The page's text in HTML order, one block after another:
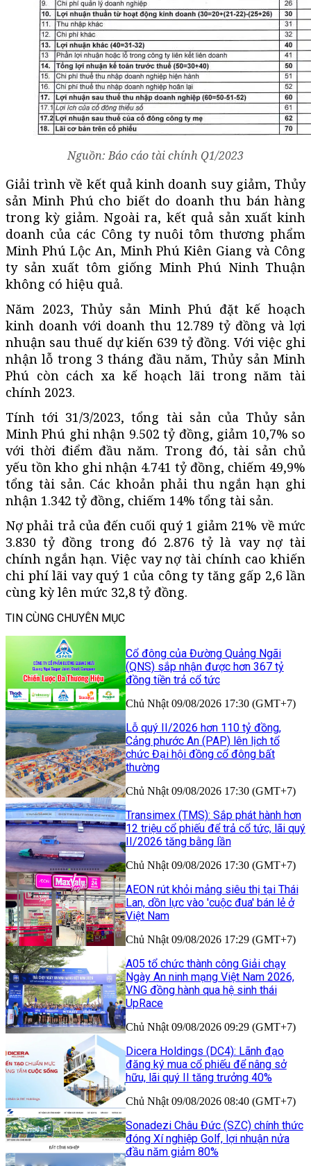
Nguồn: Báo cáo tài chính Q1/2023
Giải trình về kết quả kinh doanh suy giảm, Thủy
sản Minh Phú cho biết do doanh thu bán hàng
trong kỳ giảm. Ngoài ra, kết quả sản xuất kinh
doanh của các Công ty nuôi tôm thương phẩm
Minh Phú Lộc An, Minh Phú Kiên Giang và Công
ty sản xuất tôm giống Minh Phú Ninh Thuận
không có hiệu quả.
Năm 2023, Thủy sản Minh Phú đặt kế hoạch
kinh doanh với doanh thu 12.789 tỷ đồng và lợi
nhuận sau thuế dự kiến 639 tỷ đồng. Với việc ghi
nhận lỗ trong 3 tháng đầu năm, Thủy sản Minh
Phú còn cách xa kế hoạch lãi trong năm tài
chính 2023.
Tính tới 31/3/2023, tổng tài sản của Thủy sản
Minh Phú ghi nhận 9.502 tỷ đồng, giảm 10,7% so
với thời điểm đầu năm. Trong đó, tài sản chủ
yếu tồn kho ghi nhận 4.741 tỷ đồng, chiếm 49,9%
tổng tài sản. Các khoản phải thu ngắn hạn ghi
nhận 1.342 tỷ đồng, chiếm 14% tổng tài sản.
Nợ phải trả của đến cuối quý 1 giảm 21% về mức
3.830 tỷ đồng trong đó 2.876 tỷ là vay nợ tài
chính ngắn hạn. Việc vay nợ tài chính cao khiến
chi phí lãi vay quý 1 của công ty tăng gấp 2,6 lần
cùng kỳ lên mức 32,8 tỷ đồng.
TIN CÙNG CHUYÊN MỤC
Cổ đông của Đường Quảng Ngãi
(QNS) sắp nhận được hơn 367 tỷ
đồng tiền trả cổ tức
Chủ Nhật 09/08/2026 17:30 (GMT+7)
Lỗ quý II/2026 hơn 110 tỷ đồng,
Cảng phước An (PAP) lên lịch tổ
chức Đại hội đồng cổ đông bất
thường
Chủ Nhật 09/08/2026 17:30 (GMT+7)
Transimex (TMS): Sắp phát hành hơn
12 triệu cổ phiếu để trả cổ tức, lãi quý
II/2026 tăng bằng lần
Chủ Nhật 09/08/2026 17:30 (GMT+7)
AEON rút khỏi mảng siêu thị tại Thái
Lan, dồn lực vào 'cuộc đua' bán lẻ ở
Việt Nam
Chủ Nhật 09/08/2026 17:29 (GMT+7)
A05 tổ chức thành công Giải chạy
Ngày An ninh mạng Việt Nam 2026,
VNG đồng hành qua hệ sinh thái
UpRace
Chủ Nhật 09/08/2026 09:29 (GMT+7)
Dicera Holdings (DC4): Lãnh đạo
đăng ký mua cổ phiếu để nâng sở
hữu, lãi quý II tăng trưởng 40%
Chủ Nhật 09/08/2026 08:40 (GMT+7)
Sonadezi Châu Đức (SZC) chính thức
đóng Xí nghiệp Golf, lợi nhuận nửa
đầu năm giảm 80%